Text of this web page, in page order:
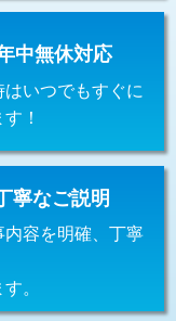
22,000円+材料費
11,000円+材料費
13,200円
16,500円
16,500円
中無休対応
はいつでもすぐに
！
寧なご説明
内容を明確、丁寧
。